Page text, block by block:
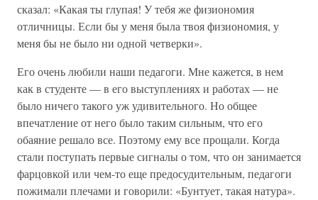
сказал: «Какая ты глупая! У тебя же физиономия
отличницы. Если бы у меня была твоя физиономия, у
меня бы не было ни одной четверки».
Его очень любили наши педагоги. Мне кажется, в нем
как в студенте — в его выступлениях и работах — не
было ничего такого уж удивительного. Но общее
впечатление от него было таким сильным, что его
обаяние решало все. Поэтому ему все прощали. Когда
стали поступать первые сигналы о том, что он занимается
фарцовкой или чем-то еще предосудительным, педагоги
пожимали плечами и говорили: «Бунтует, такая натура».